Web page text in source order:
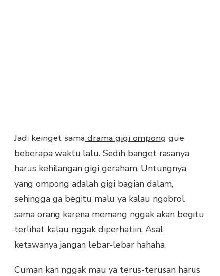
Jadi keinget sama drama gigi ompong gue
beberapa waktu lalu. Sedih banget rasanya
harus kehilangan gigi geraham. Untungnya
yang ompong adalah gigi bagian dalam,
sehingga ga begitu malu ya kalau ngobrol
sama orang karena memang nggak akan begitu
terlihat kalau nggak diperhatiin. Asal
ketawanya jangan lebar-lebar hahaha.
Cuman kan nggak mau ya terus-terusan harus